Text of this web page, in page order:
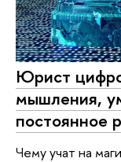
Юрист
мышления,
постоянное
Чему учат на